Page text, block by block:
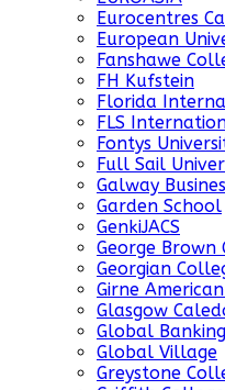
Eurocentres
European
Fanshawe
FH Kufstein
Florida
FLS
Fontys
Full Sail
Galway
Garden School
GenkiJACS
George Brown
Georgian
Girne
Glasgow
Global
Global Village
Greystone